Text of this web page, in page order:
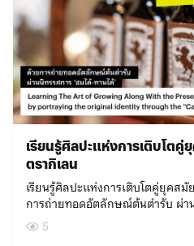
คลองสานได้ที่
เรื่องราวของย่านบางโพได้ที่
web.facebook.com/
ของย่านพร้อมพงษ์ได้ที่
web.facebook.com/
เกษตรฯ ได้ที่
5 ข้อแนะนำ เดินงานยังไง? ให้ ‘ไน
สาธารณะสถานที่จัดงานบางจุดอา
หน่อย แต่คุ้มค่ากับการไปเยือนแน่น
เป็นตัวเลือกที่ดีกว่า และช่วยลดปั
ปริมาณขยะวิธีง่ายๆ ที่ทุกคนทำได้ คื
อาหาร หรือถุงผ้ามาจากบ้าน เวลา
บอกคนขายว่าไม่รับถุง เท่านี้ก็ช่วย
ร้านรวงในชุมชนมีโอกาสได้ซอกแซ
สำคัญที่ SC Asset ตั้งใจสนับสนุนใ
อยู่อาศัย เพื่อให้คนที่เข้ามาอยู่ใหม่
ค่าแก่การอนุรักษ์ไว้ไม่ให้สูญหายไ
เน้นสร้างการมีส่วนร่วมของคนทุก
อประจำถิ่นที่ชาววงเวียนใหญ่ – ต
รับส่งคนที่มาเที่ยวชมงาน และพยา
กับประวัติศาสตร์ของย่านด้วยท่าที
ของการออกแบบมากำหนดทิศทางก
ทุกคนสามารถอยู่ร่วมกันได้อย่างมี
Week 2023urban‘NICE’zationเมื
ผ้าทอจากการทอผ้า แผ่น pvc ปิดข
เฟอร์นิเจอร์ o-d-a สตูดิโอที่เชี่ยวช
และต่างประเทศที่ต้องทำงานกับ “
ออกแบบเครื่องประดับ ประสบการ
น้ำ”kitt.ta.khon แบรนด์เฟอร์นิเจ
ต้องสร้างสรรค์ชิ้นงานจาก “เยื่อก
ออกแบบที่สนใจค้นคว้าหาความเป็น
ทออิสระที่ได้รับโจทย์ “ฝุ่นผ้าทอ
ตัวนักออกแบบเฟอร์นิเจอร์และกร
ขอบ”Spirulina Society แบรนด์ข
3 มิติ ต้องสร้างสรรค์จาก “เปลือกไข่
และนักวิจัยวัสดุที่รับโจทย์สร้างสร
งานสร้างสรรค์ใหม่ๆ ที่พร้อมเปิดโล
อย่างสนุกสนาน และนำไปสู่การตั้ง
เตอร์เหล่านี้ ยกตัวอย่างเช่น A –
attitudes and always on the
Confidence is a beautiful thing
Creative: You can create new
perspective. ทั้ง 26 คาแรกเตอร์ที่
มาจัดวางไว้ในพื้นที่เดียวกัน เพื่อส
คนที่หลากหลาย และสื่อสารว่าไม่
อายุ เพศ และความชอบแบบใด ศูน
เป็นพื้นที่ของทุกคนอย่างเท่าเทียม
อาคารไปรษณีย์กลางแล้ว บริเวณทา
และพื้นที่ภายในศูนย์การค้า ยังปร
ในคอนเซปต์เดียวกัน จึงไม่ต้องแปล
เห็นผลงานนี้เช่นกัน จับมือกันสร้าง
หลายความหลากหลายและมีชีวิตชี
เรียนรู้ศิลปะแห่งการเติบโต
ตรากิเลน
เรียนรู้ศิลปะแห่งการเติบโตคู่ยุคส
การถ่ายทอดอัตลักษณ์ต้นตำรับ ผ่า
ได้’ ยินดีต้อนรับทุกคนเข้าสู่การเดิน
สมุนไพรไทย-จีนครั้งนี้ “ตรากิเลน”
5